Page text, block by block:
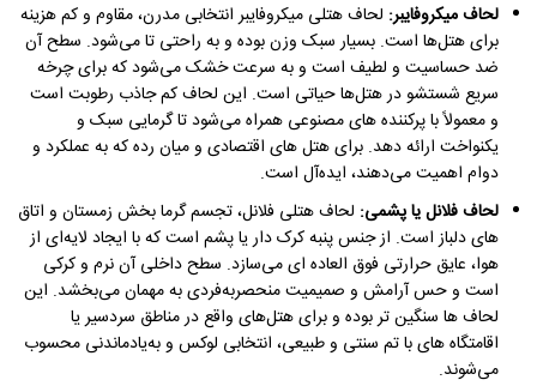
لحاف میکروفایبر: لحاف هتلی میکروفایبر انتخابی مدرن، مقاوم و کم هزینه
برای هتل‌ها است. بسیار سبک وزن بوده و به راحتی تا می‌شود. سطح آن
ضد حساسیت و لطیف است و به سرعت خشک می‌شود که برای چرخه
سریع شستشو در هتل‌ها حیاتی است. این لحاف کم جاذب رطوبت است
و معمولاً با پرکننده های مصنوعی همراه می‌شود تا گرمایی سبک و
یکنواخت ارائه دهد. برای هتل های اقتصادی و میان رده که به عملکرد و
دوام اهمیت می‌دهند، ایده‌آل است.
لحاف فلانل یا پشمی: لحاف هتلی فلانل، تجسم گرما بخش زمستان و اتاق
های دلباز است. از جنس پنبه کرک دار یا پشم است که با ایجاد لایه‌ای از
هوا، عایق حرارتی فوق العاده ای می‌سازد. سطح داخلی آن نرم و کرکی
است و حس آرامش و صمیمیت منحصربه‌فردی به مهمان می‌بخشد. این
لحاف ها سنگین‌ تر بوده و برای هتل‌های واقع در مناطق سردسیر یا
اقامتگاه های با تم سنتی و طبیعی، انتخابی لوکس و به‌یادماندنی محسوب
می‌شوند.